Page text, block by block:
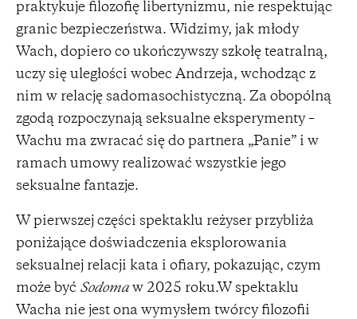
praktykuje filozofię libertynizmu, nie respektując
granic bezpieczeństwa. Widzimy, jak młody
Wach, dopiero co ukończywszy szkołę teatralną,
uczy się uległości wobec Andrzeja, wchodząc z
nim w relację sadomasochistyczną. Za obopólną
zgodą rozpoczynają seksualne eksperymenty –
Wachu ma zwracać się do partnera „Panie” i w
ramach umowy realizować wszystkie jego
seksualne fantazje.
W pierwszej części spektaklu reżyser przybliża
poniżające doświadczenia eksplorowania
seksualnej relacji kata i ofiary, pokazując, czym
może być Sodomaw 2025 roku.W spektaklu
Wacha nie jest ona wymysłem twórcy filozofii